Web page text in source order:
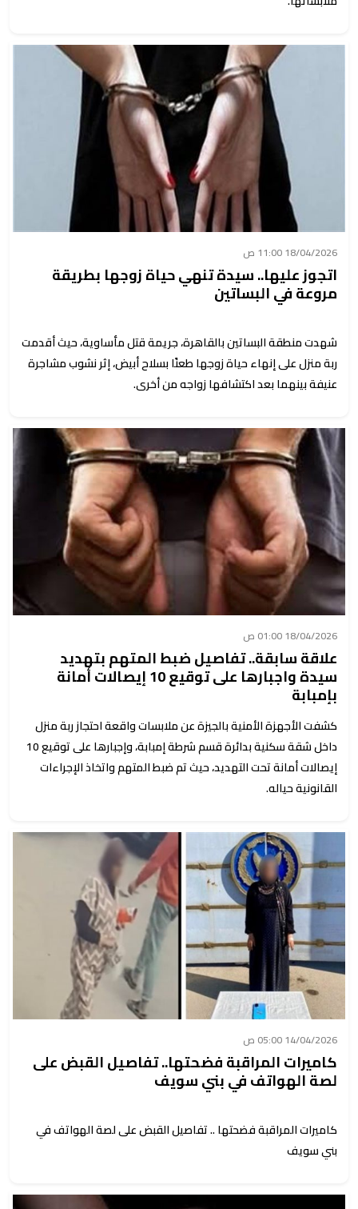
18/04/2026 11:00 ص
اتجوز عليها.. سيدة تنهي حياة زوجها بطريقة
مروعة في البساتين
شهدت منطقة البساتين بالقاهرة، جريمة قتل مأساوية، حيث أقدمت
ربة منزل على إنهاء حياة زوجها طعنًا بسلاح أبيض، إثر نشوب مشاجرة
عنيفة بينهما بعد اكتشافها زواجه من أخرى.
18/04/2026 01:00 ص
علاقة سابقة.. تفاصيل ضبط المتهم بتهديد
سيدة واجبارها على توقيع 10 إيصالات أمانة
بإمبابة
كشفت الأجهزة الأمنية بالجيزة عن ملابسات واقعة احتجاز ربة منزل
داخل شقة سكنية بدائرة قسم شرطة إمبابة، وإجبارها على توقيع 10
إيصالات أمانة تحت التهديد، حيث تم ضبط المتهم واتخاذ الإجراءات
القانونية حياله.
14/04/2026 05:00 ص
كاميرات المراقبة فضحتها.. تفاصيل القبض على
لصة الهواتف في بني سويف
كاميرات المراقبة فضحتها .. تفاصيل القبض على لصة الهواتف في
بني سويف